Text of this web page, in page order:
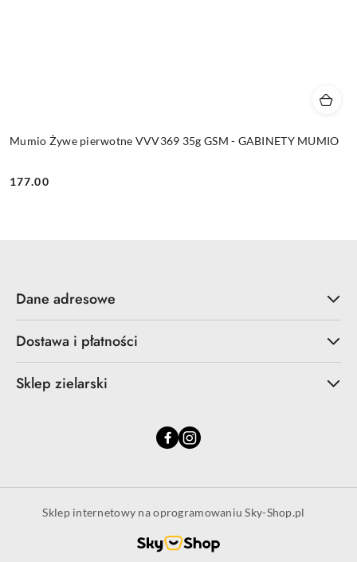
Mumio Żywe pierwotne VVV369 35g GSM - GABINETY MUMIO
Cena:
177.00
Dane adresowe
Dostawa i płatności
Sklep zielarski
Sklep internetowy na oprogramowaniu Sky-Shop.pl